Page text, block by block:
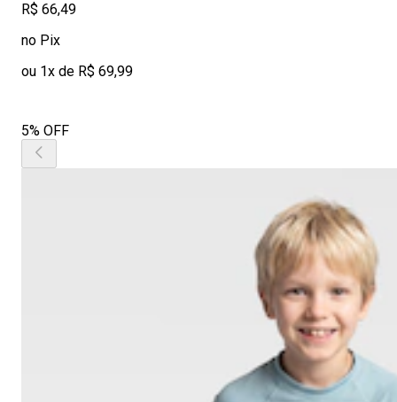
R$ 66,49
no Pix
ou 1x de R$ 69,99
5% OFF